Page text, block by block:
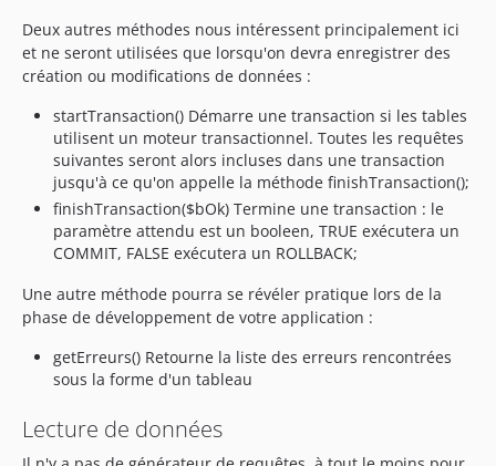
Deux autres méthodes nous intéressent principalement ici
et ne seront utilisées que lorsqu'on devra enregistrer des
création ou modifications de données :
startTransaction() Démarre une transaction si les tables
utilisent un moteur transactionnel. Toutes les requêtes
suivantes seront alors incluses dans une transaction
jusqu'à ce qu'on appelle la méthode finishTransaction();
finishTransaction($bOk) Termine une transaction : le
paramètre attendu est un booleen, TRUE exécutera un
COMMIT, FALSE exécutera un ROLLBACK;
Une autre méthode pourra se révéler pratique lors de la
phase de développement de votre application :
getErreurs() Retourne la liste des erreurs rencontrées
sous la forme d'un tableau
Lecture de données